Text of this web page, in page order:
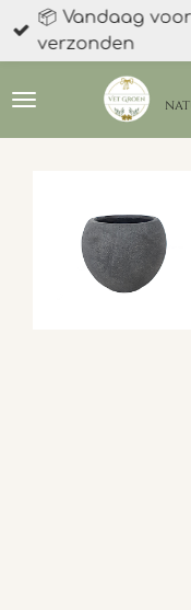
Ga
direct
de
📦 Vandaag
verzonden